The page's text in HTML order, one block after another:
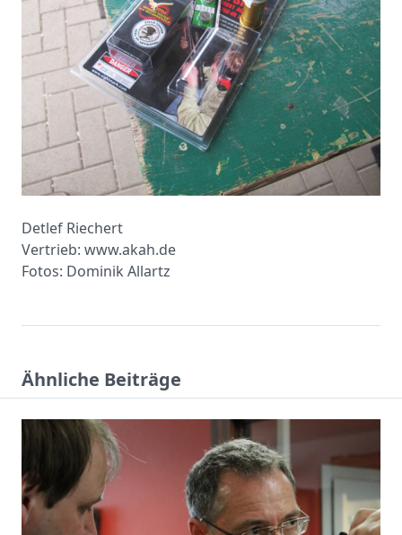
Detlef Riechert
Vertrieb: www.akah.de
Fotos: Dominik Allartz
Ähnliche Beiträge